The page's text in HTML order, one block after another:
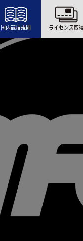
国内競技規則 ライセンス取